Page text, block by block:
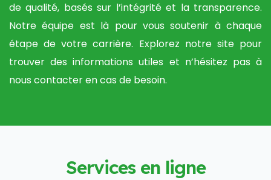
de qualité, basés sur l’intégrité et la transparence.
Notre équipe est là pour vous soutenir à chaque
étape de votre carrière. Explorez notre site pour
trouver des informations utiles et n’hésitez pas à
nous contacter en cas de besoin.
Services en ligne